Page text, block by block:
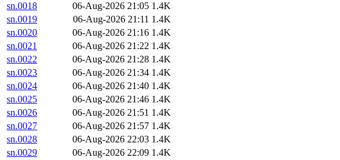
sn.0018
06-Aug-2026 21:05 1.4K
sn.0019
06-Aug-2026 21:11 1.4K
sn.0020
06-Aug-2026 21:16 1.4K
sn.0021
06-Aug-2026 21:22 1.4K
sn.0022
06-Aug-2026 21:28 1.4K
sn.0023
06-Aug-2026 21:34 1.4K
sn.0024
06-Aug-2026 21:40 1.4K
sn.0025
06-Aug-2026 21:46 1.4K
sn.0026
06-Aug-2026 21:51 1.4K
sn.0027
06-Aug-2026 21:57 1.4K
sn.0028
06-Aug-2026 22:03 1.4K
sn.0029
06-Aug-2026 22:09 1.4K